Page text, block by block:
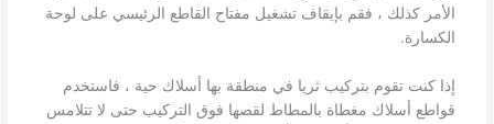
الأمر كذلك ، فقم بإيقاف تشغيل مفتاح القاطع الرئيسي على لوحة
الكسارة.
إذا كنت تقوم بتركيب ثريا في منطقة بها أسلاك حية ، فاستخدم
قواطع أسلاك مغطاة بالمطاط لقصها فوق التركيب حتى لا تتلامس